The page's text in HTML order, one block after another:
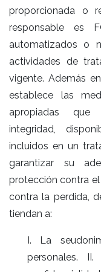
proporcionada o
responsable es
automatizados o
actividades de
vigente. Además
establece las
apropiadas que
integridad,
incluidos en un
garantizar su
protección contra
contra la perdida,
tiendan a:
I. La
personales.